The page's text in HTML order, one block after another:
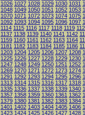
1026 1027 1028 1029 1030 1031
1048 1049 1050 1051 1052 1053
1070 1071 1072 1073 1074 1075
1092 1093 1094 1095 1096 1097
1114 1115 1116 1117 1118 1119
1137 1138 1139 1140 1141 1142
1159 1160 1161 1162 1163 1164
1181 1182 1183 1184 1185 1186
1203 1204 1205 1206 1207 1208
1225 1226 1227 1228 1229 1230
1247 1248 1249 1250 1251 1252
1269 1270 1271 1272 1273 1274
1291 1292 1293 1294 1295 1296
1313 1314 1315 1316 1317 1318
1335 1336 1337 1338 1339 1340
1357 1358 1359 1360 1361 1362
1379 1380 1381 1382 1383 1384
1401 1402 1403 1404 1405 1406
1423 1424 1425 1426 1427 1428